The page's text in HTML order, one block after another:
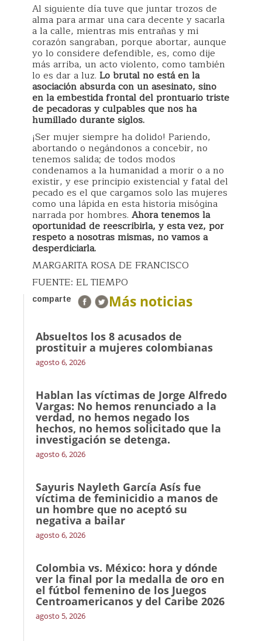
Al siguiente día tuve que juntar trozos de
alma para armar una cara decente y sacarla
a la calle, mientras mis entrañas y mi
corazón sangraban, porque abortar, aunque
yo lo considere defendible, es, como dije
más arriba, un acto violento, como también
lo es dar a luz. Lo brutal no está en la
asociación absurda con un asesinato, sino
en la embestida frontal del prontuario triste
de pecadoras y culpables que nos ha
humillado durante siglos.
¡Ser mujer siempre ha dolido! Pariendo,
abortando o negándonos a concebir, no
tenemos salida; de todos modos
condenamos a la humanidad a morir o a no
existir, y ese principio existencial y fatal del
pecado es el que cargamos solo las mujeres
como una lápida en esta historia misógina
narrada por hombres. Ahora tenemos la
oportunidad de reescribirla, y esta vez, por
respeto a nosotras mismas, no vamos a
desperdiciarla.
MARGARITA ROSA DE FRANCISCO
FUENTE: EL TIEMPO
comparte Más noticias
Absueltos los 8 acusados de
prostituir a mujeres colombianas
agosto 6, 2026
Hablan las víctimas de Jorge Alfredo
Vargas: No hemos renunciado a la
verdad, no hemos negado los
hechos, no hemos solicitado que la
investigación se detenga.
agosto 6, 2026
Sayuris Nayleth García Asís fue
víctima de feminicidio a manos de
un hombre que no aceptó su
negativa a bailar
agosto 6, 2026
Colombia vs. México: hora y dónde
ver la final por la medalla de oro en
el fútbol femenino de los Juegos
Centroamericanos y del Caribe 2026
agosto 5, 2026